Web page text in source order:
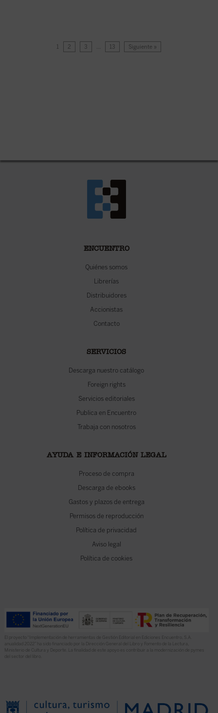
1 2 3 … 13 Siguiente »
ENCUENTRO
Quiénes somos
Librerías
Distribuidores
Accionistas
Contacto
SERVICIOS
Descarga nuestro catálogo
Foreign rights
Servicios editoriales
Publica en Encuentro
Trabaja con nosotros
AYUDA E INFORMACIÓN LEGAL
Proceso de compra
Descarga de ebooks
Gastos y plazos de entrega
Permisos de reproducción
Política de privacidad
Aviso legal
Política de cookies
El proyecto “Implementación de herramientas de Gestión Editorial en Ediciones Encuentro, S.A.
anualidad 2022” ha sido financiado por la Dirección General del Libro y Fomento de la Lectura,
Ministerio de Cultura y Deporte. La finalidad de este apoyo es contribuir a la modernización de pymes
del sector del libro.